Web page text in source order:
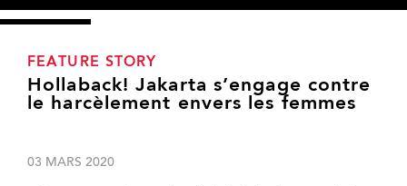
FEATURE STORY
Hollaback! Jakarta s’engage contre
le harcèlement envers les femmes
03 MARS 2020